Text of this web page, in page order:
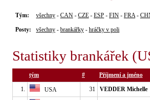
Tým: všechny - CAN - CZE - ESP - FIN - FRA-
Posty: všechny - brankářky - hráčky v poli
Statistiky brankářek
tým # Příjmení a jméno
1. USA 31 VEDDER Michelle